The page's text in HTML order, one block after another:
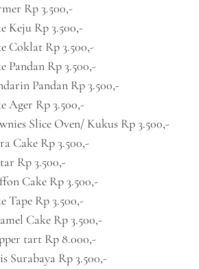
Rp 3.500,-
Keju Rp 3.500,-
Coklat Rp 3.500,-
Pandan Rp 3.500,-
Pandan Rp 3.500,-
Ager Rp 3.500,-
Slice Oven/ Kukus Rp 3.500,-
Cake Rp 3.500,-
Rp 3.500,-
Cake Rp 3.500,-
Tape Rp 3.500,-
Cake Rp 3.500,-
tart Rp 8.000,-
Surabaya Rp 3.500,-